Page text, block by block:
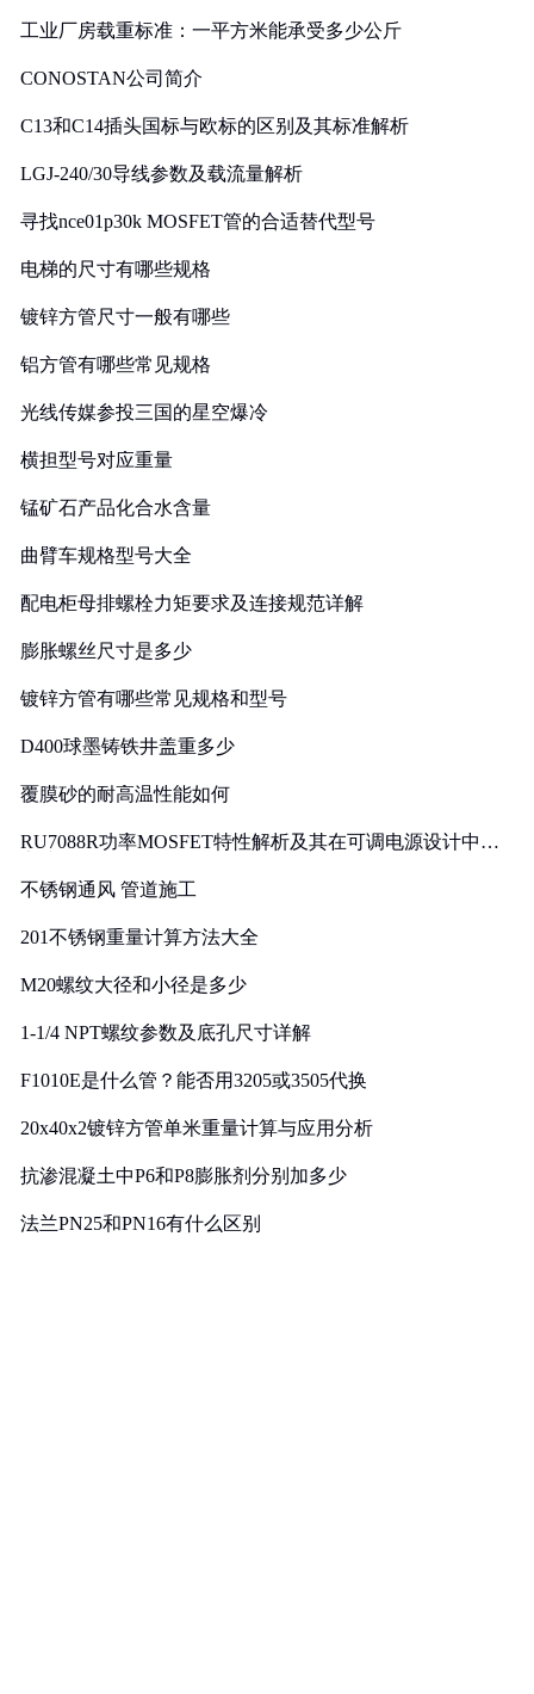
工业厂房载重标准：一平方米能承受多少公斤
CONOSTAN公司简介
C13和C14插头国标与欧标的区别及其标准解析
LGJ-240/30导线参数及载流量解析
寻找nce01p30k MOSFET管的合适替代型号
电梯的尺寸有哪些规格
镀锌方管尺寸一般有哪些
铝方管有哪些常见规格
光线传媒参投三国的星空爆冷
横担型号对应重量
锰矿石产品化合水含量
曲臂车规格型号大全
配电柜母排螺栓力矩要求及连接规范详解
膨胀螺丝尺寸是多少
镀锌方管有哪些常见规格和型号
D400球墨铸铁井盖重多少
覆膜砂的耐高温性能如何
RU7088R功率MOSFET特性解析及其在可调电源设计中的
不锈钢通风 管道施工
201不锈钢重量计算方法大全
M20螺纹大径和小径是多少
1-1/4 NPT螺纹参数及底孔尺寸详解
F1010E是什么管？能否用3205或3505代换
20x40x2镀锌方管单米重量计算与应用分析
抗渗混凝土中P6和P8膨胀剂分别加多少
法兰PN25和PN16有什么区别